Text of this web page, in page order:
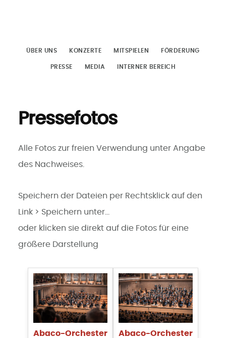
ÜBER UNS KONZERTE MITSPIELEN FÖRDERUNG
PRESSE MEDIA INTERNER BEREICH
Pressefotos
Alle Fotos zur freien Verwendung unter Angabe
des Nachweises.
Speichern der Dateien per Rechtsklick auf den
Link > Speichern unter…
oder klicken sie direkt auf die Fotos für eine
größere Darstellung
Abaco-Orchester
Abaco-Orchester